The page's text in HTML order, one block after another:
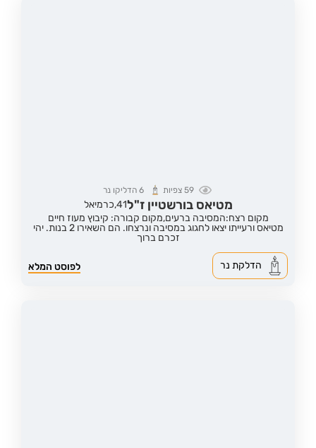
59צפיות 6 הדליקו נר
מטיאס בורשטיין ז"ל41, כרמיאל
מקום רצח:המסיבה ברעים,מקום קבורה: קיבוץ מעוז חיים
מטיאס ורעייתו יצאו לחגוג במסיבה ונרצחו. הם השאירו 2 בנות. יהי
זכרם ברוך
לפוסט המלא הדלקת נר